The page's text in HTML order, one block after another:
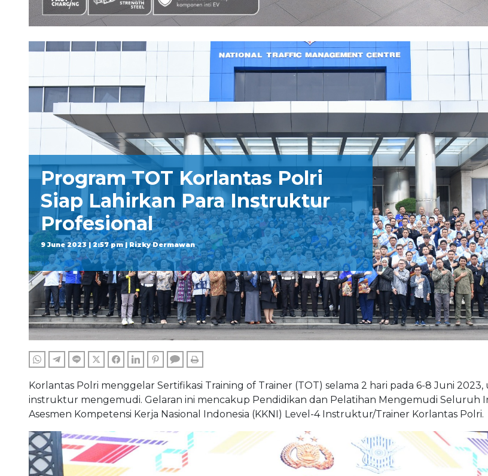
Program TOT Korlantas Polri
Siap Lahirkan Para Instruktur
Profesional
9 June 2023 | 2:57 pm | Rizky Dermawan
WHATSAPPTELEGRAM
LINE TWITTERFACEBOOKLINKEDINPINTERESTCOMMENTS
Korlantas Polri menggelar Sertifikasi Training of Trainer (TOT) selama 2 hari pada 6-8 Juni
instruktur mengemudi. Gelaran ini mencakup Pendidikan dan Pelatihan Mengemudi Seluruh
Asesmen Kompetensi Kerja Nasional Indonesia (KKNI) Level-4 Instruktur/Trainer Korlantas Polri.